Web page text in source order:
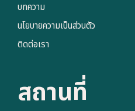
บทความ
นโยบายความเป็นส่วนตัว
ติดต่อเรา
สถานที่